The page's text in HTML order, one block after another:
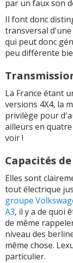
par un faux son
Il font donc
transversal d'une
qui peut donc
peu différente
La France étant
versions 4X4, la
privilège pour
ailleurs en
voir !
Capacités
Elles sont
tout électrique
groupe
A3, il y a de quoi
de même
niveau des
même chose.
particulier.